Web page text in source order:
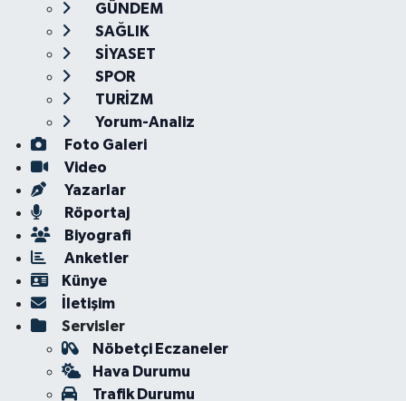
GÜNDEM
SAĞLIK
SİYASET
SPOR
TURİZM
Yorum-Analiz
Foto Galeri
Video
Yazarlar
Röportaj
Biyografi
Anketler
Künye
İletişim
Servisler
Nöbetçi Eczaneler
Hava Durumu
Trafik Durumu